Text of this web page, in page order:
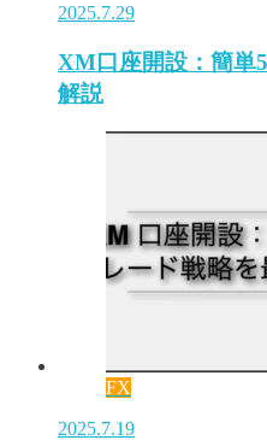
2025.7.29
XM口座開設：簡単
解説
FX
2025.7.19